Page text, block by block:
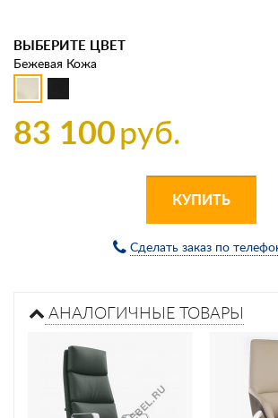
ВЫБЕРИТЕ ЦВЕТ
Бежевая Кожа
83 100руб.
КУПИТЬ
Сделать заказ по
АНАЛОГИЧНЫЕ ТОВАРЫ